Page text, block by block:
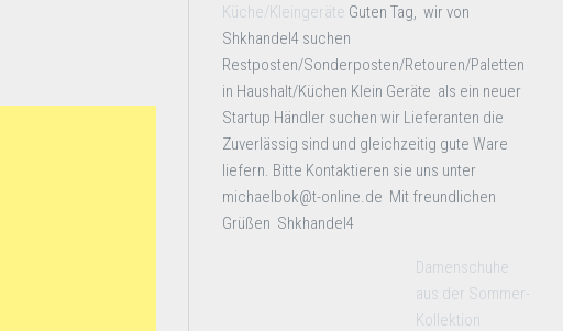
Küche/Kleingeräte Guten Tag, wir von
Shkhandel4 suchen
Restposten/Sonderposten/Retouren/Paletten
in Haushalt/Küchen Klein Geräte als ein neuer
Startup Händler suchen wir Lieferanten die
Zuverlässig sind und gleichzeitig gute Ware
liefern. Bitte Kontaktieren sie uns unter
michaelbok@t-online.de Mit freundlichen
Grüßen Shkhandel4
Damenschuhe
aus der Sommer-
Kollektion